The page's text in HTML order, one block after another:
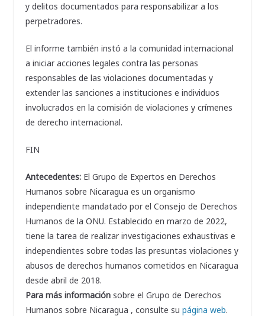
y delitos documentados para responsabilizar a los
perpetradores.
El informe también instó a la comunidad internacional
a iniciar acciones legales contra las personas
responsables de las violaciones documentadas y
extender las sanciones a instituciones e individuos
involucrados en la comisión de violaciones y crímenes
de derecho internacional.
FIN
Antecedentes: El Grupo de Expertos en Derechos
Humanos sobre Nicaragua es un organismo
independiente mandatado por el Consejo de Derechos
Humanos de la ONU. Establecido en marzo de 2022,
tiene la tarea de realizar investigaciones exhaustivas e
independientes sobre todas las presuntas violaciones y
abusos de derechos humanos cometidos en Nicaragua
desde abril de 2018.
Para más información sobre el Grupo de Derechos
Humanos sobre Nicaragua , consulte su página web.